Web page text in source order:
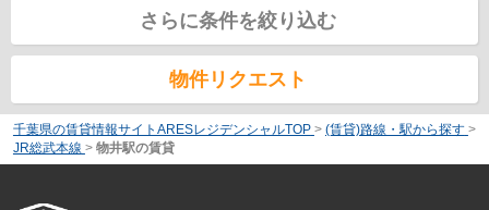
さらに条件を絞り込む
物件リクエスト
千葉県の賃貸情報サイトARESレジデンシャルTOP > (賃貸)路線・駅から探す >
JR総武本線 > 物井駅の賃貸